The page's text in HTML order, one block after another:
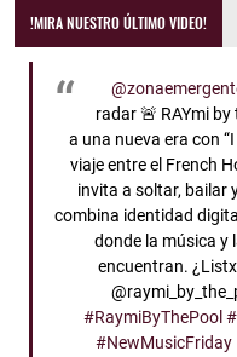
!MIRA NUESTRO ÚLTIMO VIDEO!
radar 🚨 RAYmi
a una nueva era con
viaje entre el French
invita a soltar, bailar
combina identidad
donde la música y
encuentran.
#RaymiByThePool
#NewMusicFriday